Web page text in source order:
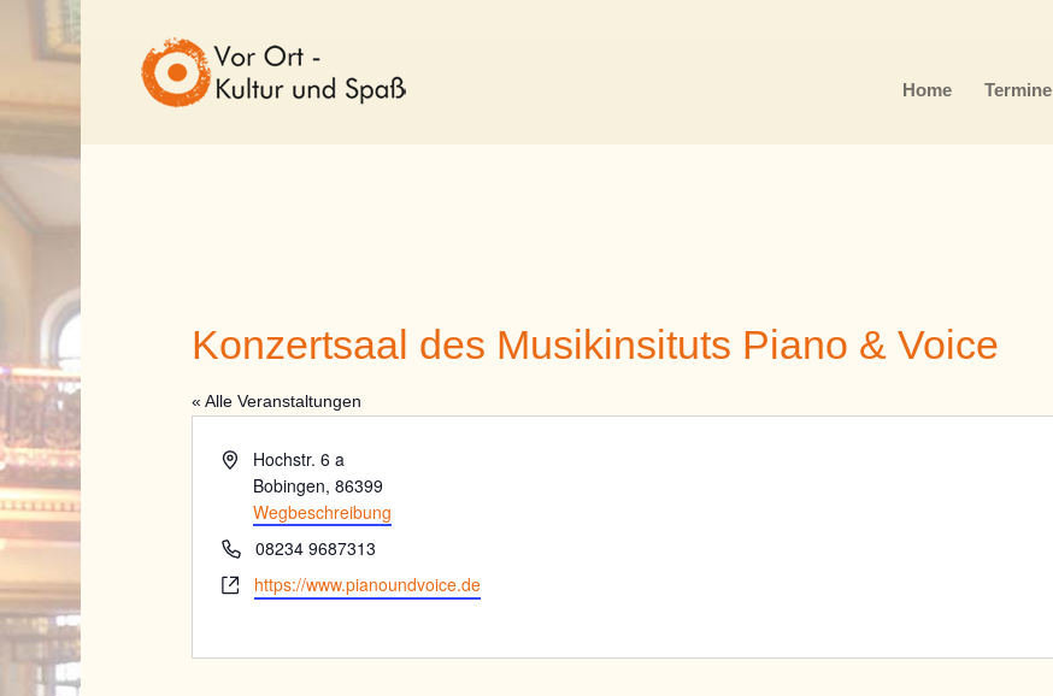
Home Termine
Konzertsaal des Musikinsituts Piano & Voice
« Alle Veranstaltungen
AdresseHochstr. 6 a
Bobingen, 86399
Wegbeschreibung
Telefon08234 9687313
Webseitehttps://www.pianoundvoice.de